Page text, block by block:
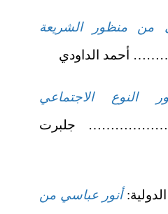
من منظور الشريعة
أحمد الداودي
النوع الاجتماعي
جلبرت
أنور عباسي من